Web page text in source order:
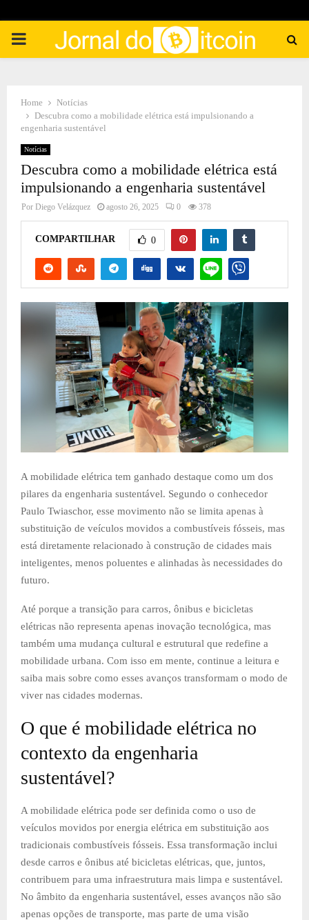
PRIMARY
Home
Notícias
Descubra como a mobilidade elétrica está impulsionando a
engenharia sustentável
Notícias
Descubra como a mobilidade elétrica está
impulsionando a engenharia sustentável
Por Diego Velázquez agosto 26, 2025 0 378
COMPARTILHAR 0
A mobilidade elétrica tem ganhado destaque como um dos
pilares da engenharia sustentável. Segundo o conhecedor
Paulo Twiaschor, esse movimento não se limita apenas à
substituição de veículos movidos a combustíveis fósseis, mas
está diretamente relacionado à construção de cidades mais
inteligentes, menos poluentes e alinhadas às necessidades do
futuro.
Até porque a transição para carros, ônibus e bicicletas
elétricas não representa apenas inovação tecnológica, mas
também uma mudança cultural e estrutural que redefine a
mobilidade urbana. Com isso em mente, continue a leitura e
saiba mais sobre como esses avanços transformam o modo de
viver nas cidades modernas.
O que é mobilidade elétrica no
contexto da engenharia
sustentável?
A mobilidade elétrica pode ser definida como o uso de
veículos movidos por energia elétrica em substituição aos
tradicionais combustíveis fósseis. Essa transformação inclui
desde carros e ônibus até bicicletas elétricas, que, juntos,
contribuem para uma infraestrutura mais limpa e sustentável.
No âmbito da engenharia sustentável, esses avanços não são
apenas opções de transporte, mas parte de uma visão